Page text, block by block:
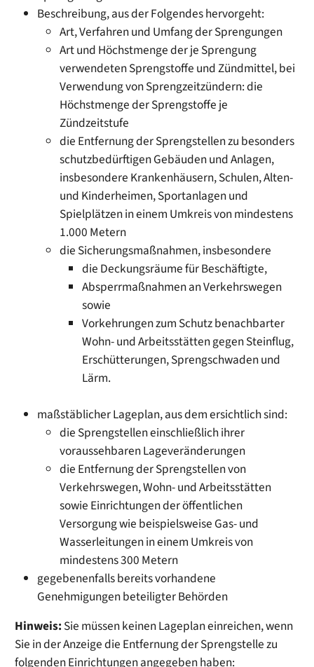
Beschreibung, aus der Folgendes hervorgeht:
Art, Verfahren und Umfang der Sprengungen
Art und Höchstmenge der je Sprengung
verwendeten Sprengstoffe und Zündmittel, bei
Verwendung von Sprengzeitzündern: die
Höchstmenge der Sprengstoffe je
Zündzeitstufe
die Entfernung der Sprengstellen zu besonders
schutzbedürftigen Gebäuden und Anlagen,
insbesondere Krankenhäusern, Schulen, Alten-
und Kinderheimen, Sportanlagen und
Spielplätzen in einem Umkreis von mindestens
1.000 Metern
die Sicherungsmaßnahmen, insbesondere
die Deckungsräume für Beschäftigte,
Absperrmaßnahmen an Verkehrswegen
sowie
Vorkehrungen zum Schutz benachbarter
Wohn- und Arbeitsstätten gegen Steinflug,
Erschütterungen, Sprengschwaden und
Lärm.
maßstäblicher Lageplan, aus dem ersichtlich sind:
die Sprengstellen einschließlich ihrer
voraussehbaren Lageveränderungen
die Entfernung der Sprengstellen von
Verkehrswegen, Wohn- und Arbeitsstätten
sowie Einrichtungen der öffentlichen
Versorgung wie beispielsweise Gas- und
Wasserleitungen in einem Umkreis von
mindestens 300 Metern
gegebenenfalls bereits vorhandene
Genehmigungen beteiligter Behörden
Hinweis: Sie müssen keinen Lageplan einreichen, wenn
Sie in der Anzeige die Entfernung der Sprengstelle zu
folgenden Einrichtungen angegeben haben: